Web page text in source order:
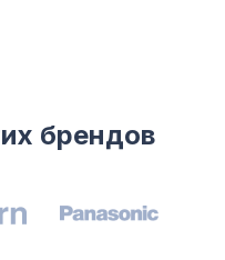
брендов